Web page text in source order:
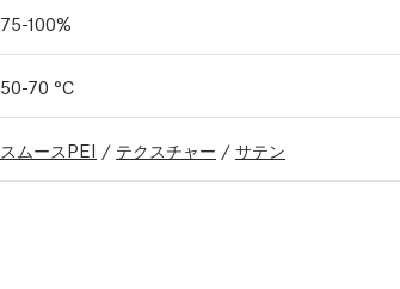
75-100%
50-70 °C
スムースPEI / テクスチャー / サテン